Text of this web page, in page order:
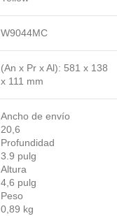
W9044MC
(An x Pr x Al): 581 x 138
x 111 mm
Ancho de envío
20,6
Profundidad
3.9 pulg
Altura
4,6 pulg
Peso
0,89 kg